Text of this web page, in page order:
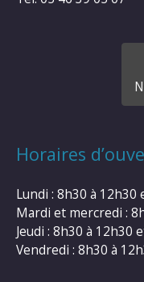
Horaires
Lundi : 8h30 à 12h30
Mardi et mercredi :
Jeudi : 8h30 à 12h30
Vendredi : 8h30 à